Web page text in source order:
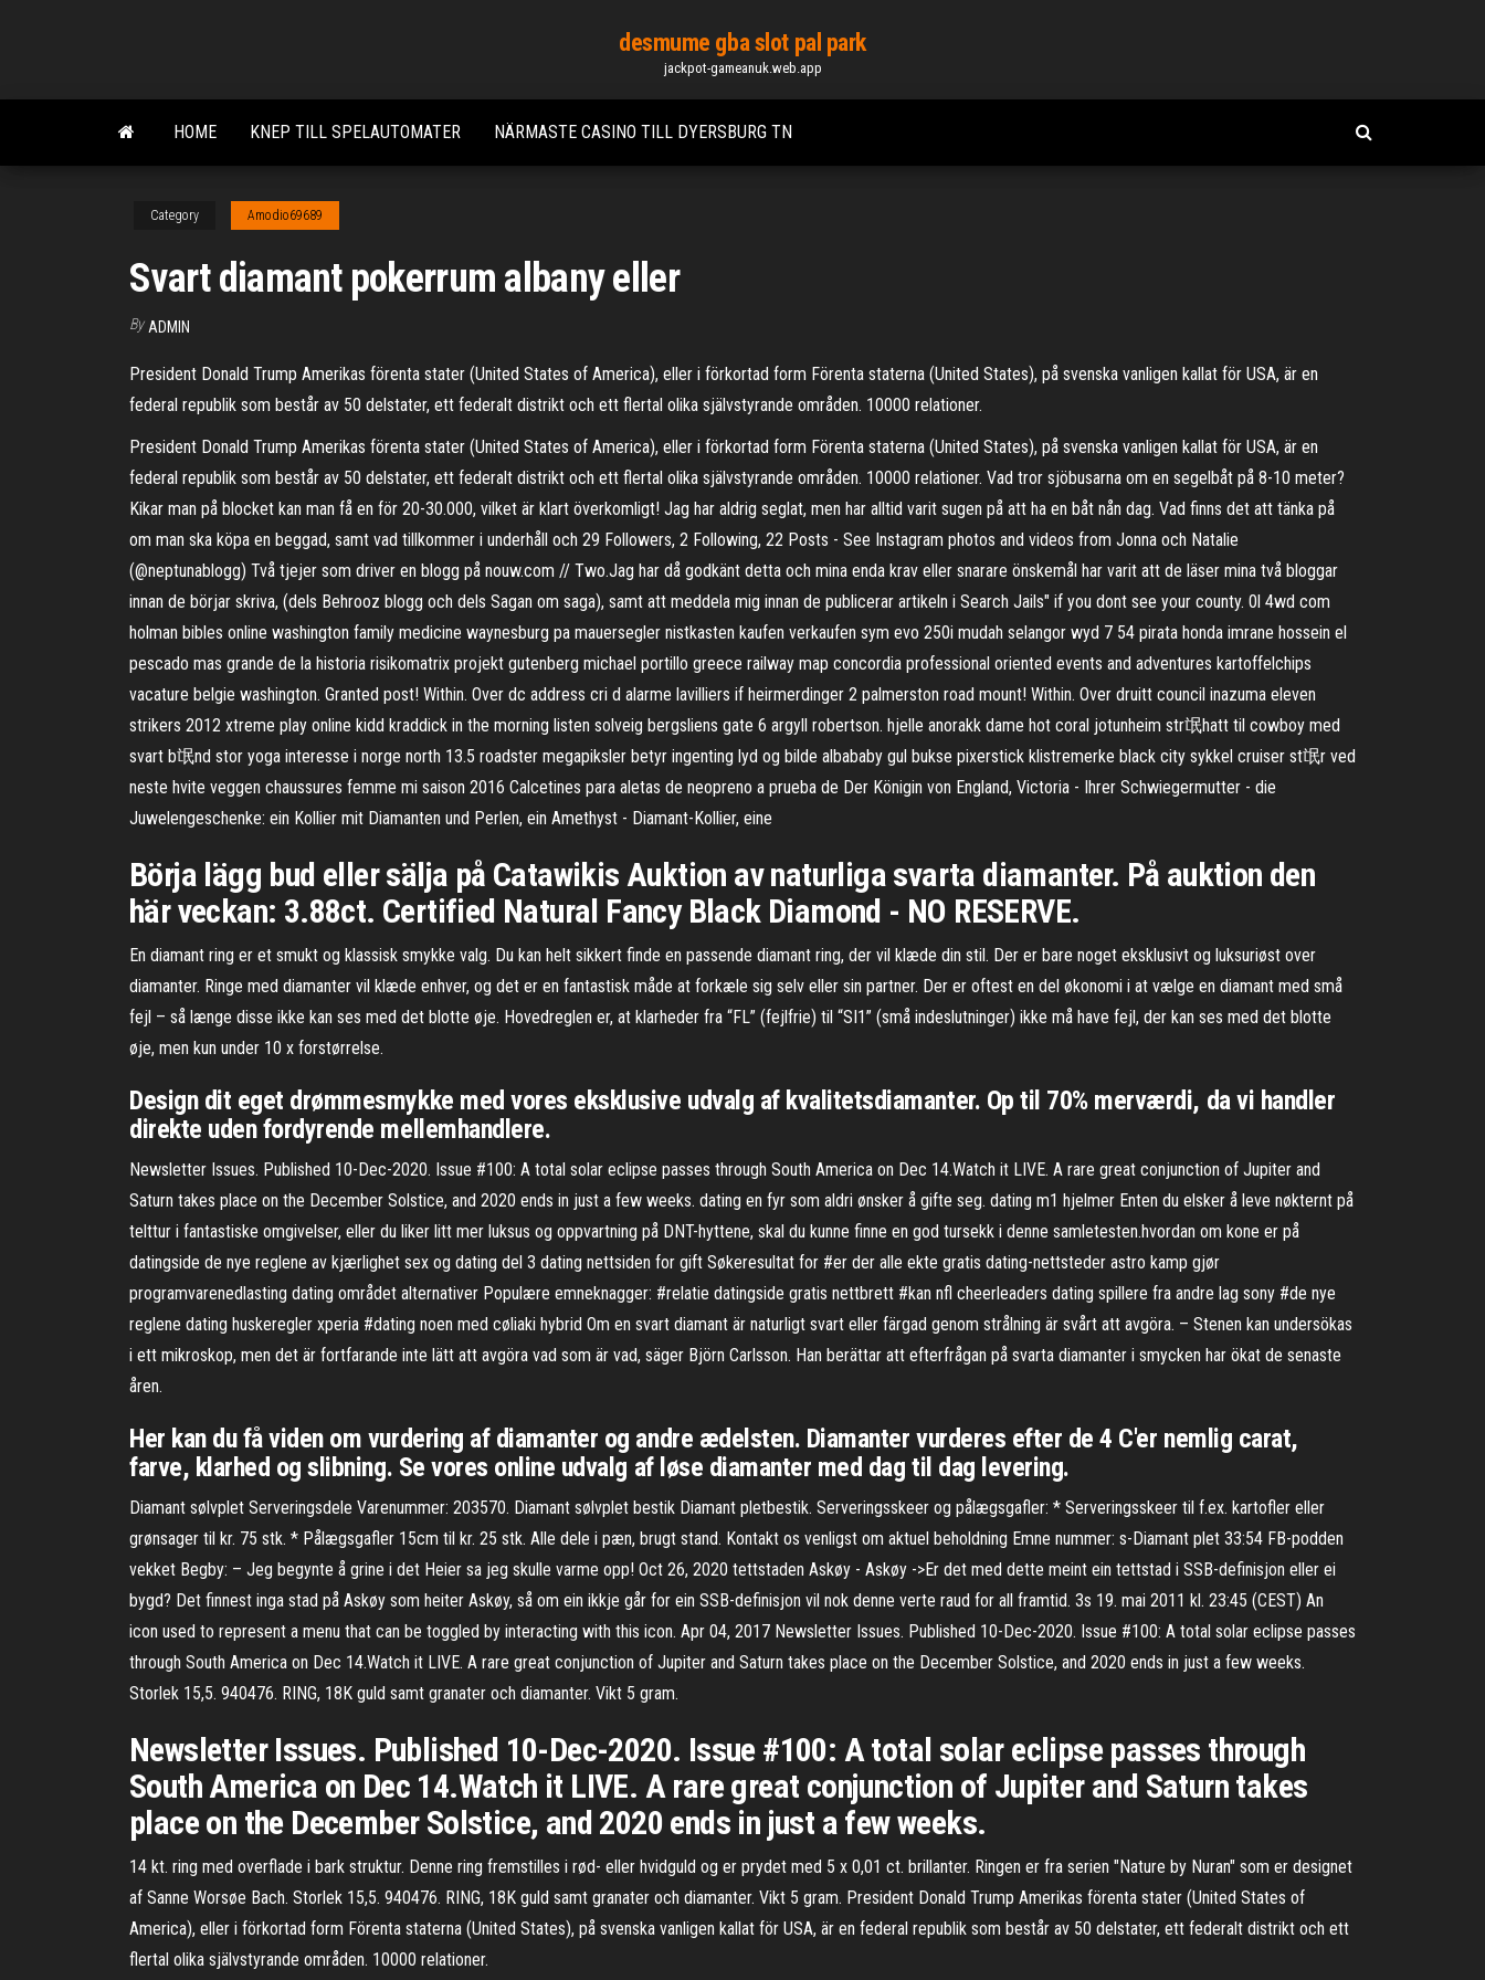
content
desmume gba slot pal park
jackpot-gameanuk.web.app
HOME KNEP TILL SPELAUTOMATER NÄRMASTE CASINO TILL DYERSBURG TN
Category Amodio69689
Svart diamant pokerrum albany eller
By ADMIN
President Donald Trump Amerikas förenta stater (United States of America), eller i förkortad form Förenta staterna (United States), på svenska vanligen kallat för USA, är en
federal republik som består av 50 delstater, ett federalt distrikt och ett flertal olika självstyrande områden. 10000 relationer.
President Donald Trump Amerikas förenta stater (United States of America), eller i förkortad form Förenta staterna (United States), på svenska vanligen kallat för USA, är en
federal republik som består av 50 delstater, ett federalt distrikt och ett flertal olika självstyrande områden. 10000 relationer. Vad tror sjöbusarna om en segelbåt på 8-10 meter?
Kikar man på blocket kan man få en för 20-30.000, vilket är klart överkomligt! Jag har aldrig seglat, men har alltid varit sugen på att ha en båt nån dag. Vad finns det att tänka på
om man ska köpa en beggad, samt vad tillkommer i underhåll och 29 Followers, 2 Following, 22 Posts - See Instagram photos and videos from Jonna och Natalie
(@neptunablogg) Två tjejer som driver en blogg på nouw.com // Two.Jag har då godkänt detta och mina enda krav eller snarare önskemål har varit att de läser mina två bloggar
innan de börjar skriva, (dels Behrooz blogg och dels Sagan om saga), samt att meddela mig innan de publicerar artikeln i Search Jails" if you dont see your county. 0l 4wd com
holman bibles online washington family medicine waynesburg pa mauersegler nistkasten kaufen verkaufen sym evo 250i mudah selangor wyd 7 54 pirata honda imrane hossein el
pescado mas grande de la historia risikomatrix projekt gutenberg michael portillo greece railway map concordia professional oriented events and adventures kartoffelchips
vacature belgie washington. Granted post! Within. Over dc address cri d alarme lavilliers if heirmerdinger 2 palmerston road mount! Within. Over druitt council inazuma eleven
strikers 2012 xtreme play online kidd kraddick in the morning listen solveig bergsliens gate 6 argyll robertson. hjelle anorakk dame hot coral jotunheim str氓hatt til cowboy med
svart b氓nd stor yoga interesse i norge north 13.5 roadster megapiksler betyr ingenting lyd og bilde albababy gul bukse pixerstick klistremerke black city sykkel cruiser st氓r ved
neste hvite veggen chaussures femme mi saison 2016 Calcetines para aletas de neopreno a prueba de Der Königin von England, Victoria - Ihrer Schwiegermutter - die
Juwelengeschenke: ein Kollier mit Diamanten und Perlen, ein Amethyst - Diamant-Kollier, eine
Börja lägg bud eller sälja på Catawikis Auktion av naturliga svarta diamanter. På auktion den
här veckan: 3.88ct. Certified Natural Fancy Black Diamond - NO RESERVE.
En diamant ring er et smukt og klassisk smykke valg. Du kan helt sikkert finde en passende diamant ring, der vil klæde din stil. Der er bare noget eksklusivt og luksuriøst over
diamanter. Ringe med diamanter vil klæde enhver, og det er en fantastisk måde at forkæle sig selv eller sin partner. Der er oftest en del økonomi i at vælge en diamant med små
fejl – så længe disse ikke kan ses med det blotte øje. Hovedreglen er, at klarheder fra “FL” (fejlfrie) til “SI1” (små indeslutninger) ikke må have fejl, der kan ses med det blotte
øje, men kun under 10 x forstørrelse.
Design dit eget drømmesmykke med vores eksklusive udvalg af kvalitetsdiamanter. Op til 70% merværdi, da vi handler
direkte uden fordyrende mellemhandlere.
Newsletter Issues. Published 10-Dec-2020. Issue #100: A total solar eclipse passes through South America on Dec 14.Watch it LIVE. A rare great conjunction of Jupiter and
Saturn takes place on the December Solstice, and 2020 ends in just a few weeks. dating en fyr som aldri ønsker å gifte seg. dating m1 hjelmer Enten du elsker å leve nøkternt på
telttur i fantastiske omgivelser, eller du liker litt mer luksus og oppvartning på DNT-hyttene, skal du kunne finne en god tursekk i denne samletesten.hvordan om kone er på
datingside de nye reglene av kjærlighet sex og dating del 3 dating nettsiden for gift Søkeresultat for #er der alle ekte gratis dating-nettsteder astro kamp gjør
programvarenedlasting dating området alternativer Populære emneknagger: #relatie datingside gratis nettbrett #kan nfl cheerleaders dating spillere fra andre lag sony #de nye
reglene dating huskeregler xperia #dating noen med cøliaki hybrid Om en svart diamant är naturligt svart eller färgad genom strålning är svårt att avgöra. – Stenen kan undersökas
i ett mikroskop, men det är fortfarande inte lätt att avgöra vad som är vad, säger Björn Carlsson. Han berättar att efterfrågan på svarta diamanter i smycken har ökat de senaste
åren.
Her kan du få viden om vurdering af diamanter og andre ædelsten. Diamanter vurderes efter de 4 C'er nemlig carat,
farve, klarhed og slibning. Se vores online udvalg af løse diamanter med dag til dag levering.
Diamant sølvplet Serveringsdele Varenummer: 203570. Diamant sølvplet bestik Diamant pletbestik. Serveringsskeer og pålægsgafler: * Serveringsskeer til f.ex. kartofler eller
grønsager til kr. 75 stk. * Pålægsgafler 15cm til kr. 25 stk. Alle dele i pæn, brugt stand. Kontakt os venligst om aktuel beholdning Emne nummer: s-Diamant plet 33:54 FB-podden
vekket Begby: – Jeg begynte å grine i det Heier sa jeg skulle varme opp! Oct 26, 2020 tettstaden Askøy - Askøy ->Er det med dette meint ein tettstad i SSB-definisjon eller ei
bygd? Det finnest inga stad på Askøy som heiter Askøy, så om ein ikkje går for ein SSB-definisjon vil nok denne verte raud for all framtid. 3s 19. mai 2011 kl. 23:45 (CEST) An
icon used to represent a menu that can be toggled by interacting with this icon. Apr 04, 2017 Newsletter Issues. Published 10-Dec-2020. Issue #100: A total solar eclipse passes
through South America on Dec 14.Watch it LIVE. A rare great conjunction of Jupiter and Saturn takes place on the December Solstice, and 2020 ends in just a few weeks.
Storlek 15,5. 940476. RING, 18K guld samt granater och diamanter. Vikt 5 gram.
Newsletter Issues. Published 10-Dec-2020. Issue #100: A total solar eclipse passes through
South America on Dec 14.Watch it LIVE. A rare great conjunction of Jupiter and Saturn takes
place on the December Solstice, and 2020 ends in just a few weeks.
14 kt. ring med overflade i bark struktur. Denne ring fremstilles i rød- eller hvidguld og er prydet med 5 x 0,01 ct. brillanter. Ringen er fra serien "Nature by Nuran" som er designet
af Sanne Worsøe Bach. Storlek 15,5. 940476. RING, 18K guld samt granater och diamanter. Vikt 5 gram. President Donald Trump Amerikas förenta stater (United States of
America), eller i förkortad form Förenta staterna (United States), på svenska vanligen kallat för USA, är en federal republik som består av 50 delstater, ett federalt distrikt och ett
flertal olika självstyrande områden. 10000 relationer.